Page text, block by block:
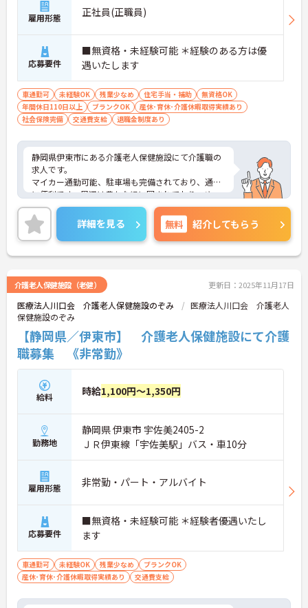
雇用形態 正社員(正職員)
応募要件
■無資格・未経験可能 ＊経験のある方は優
遇いたします
車通勤可 未経験OK 残業少なめ 住宅手当・補助
無資格OK
年間休日110日以上
ブランクOK
産休･育休･介護休暇取得実績あり
社会保険完備
交通費支給 退職金制度あり
静岡県伊東市にある介護老人保健施設にて介護職の
求人です。
マイカー通勤可能、駐車場も完備されており、通勤
に便利です。周辺は豊かな緑に囲まれており、ゆっ
たりとした気持ちで時間の中でじっくりと利用者様
と関わることが出来ます。
ご興味のある方はお気軽にお問い合わせください！
詳細を見る 無料 紹介してもらう
介護老人保健施設（老健） 更新日：2025年11月17日
医療法人川口会 介護老人保健施設のぞみ
医療法人川口会 介護老人
保健施設のぞみ
【静岡県／伊東市】 介護老人保健施設にて介護
職募集 《非常勤》
給料 時給1,100円～1,350円
勤務地
静岡県 伊東市 宇佐美2405-2
ＪＲ伊東線「宇佐美駅」バス・車10分
雇用形態 非常勤・パート・アルバイト
応募要件
■無資格・未経験可能 ＊経験者優遇いたし
ます
車通勤可 未経験OK 残業少なめ
ブランクOK
産休･育休･介護休暇取得実績あり
交通費支給